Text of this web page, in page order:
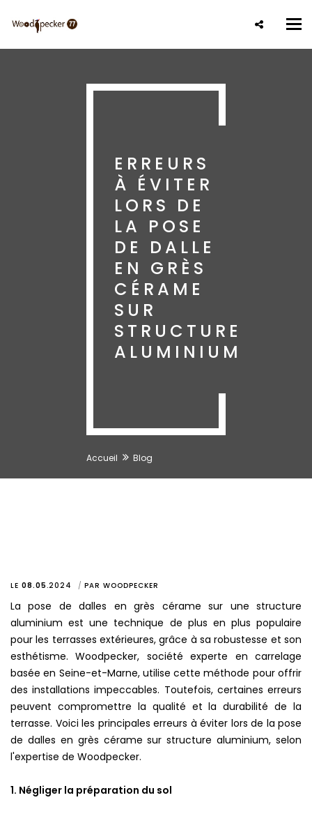
contenu
ERREURS
À ÉVITER
LORS DE
LA POSE
DE DALLE
EN GRÈS
CÉRAME
SUR
STRUCTURE
ALUMINIUM
Accueil Blog
LE 08.05 .2024 PAR WOODPECKER
La pose de dalles en grès cérame sur une structure
aluminium est une technique de plus en plus populaire
pour les terrasses extérieures, grâce à sa robustesse et son
esthétisme. Woodpecker, société experte en carrelage
basée en Seine-et-Marne, utilise cette méthode pour offrir
des installations impeccables. Toutefois, certaines erreurs
peuvent compromettre la qualité et la durabilité de la
terrasse. Voici les principales erreurs à éviter lors de la pose
de dalles en grès cérame sur structure aluminium, selon
l'expertise de Woodpecker.
1. Négliger la préparation du sol